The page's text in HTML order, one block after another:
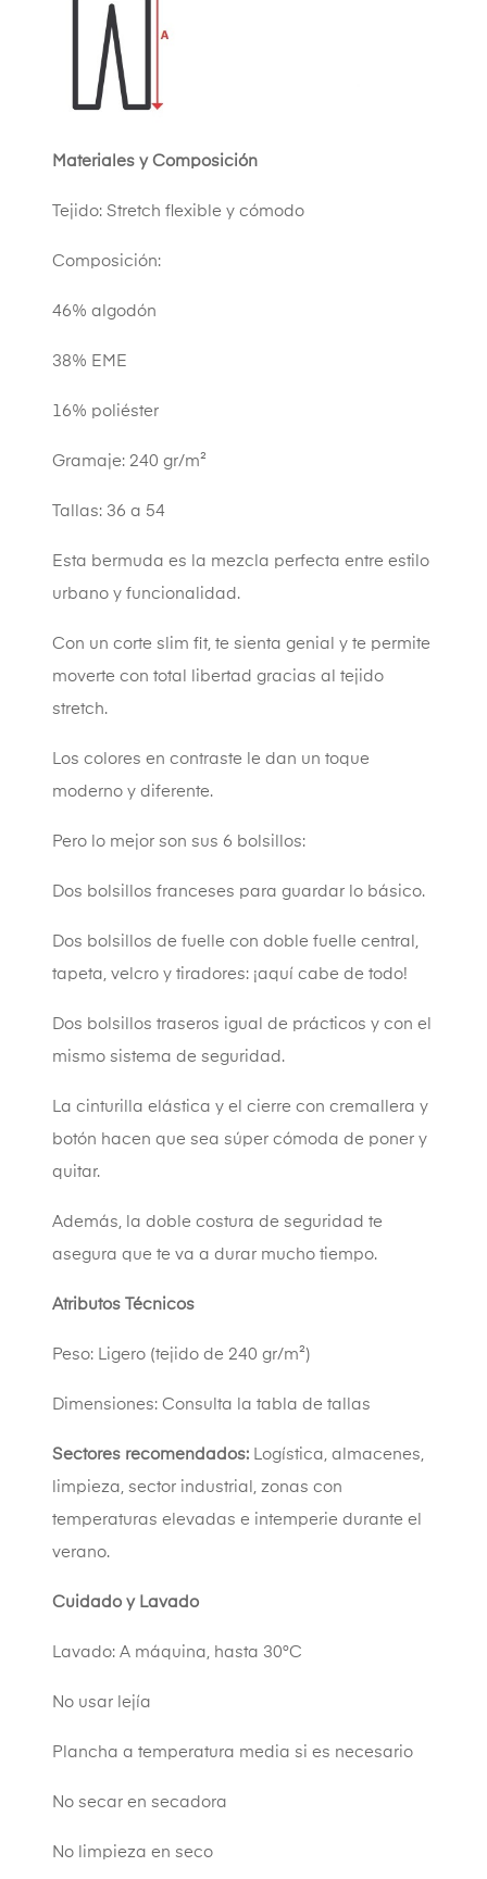
Materiales y Composición
Tejido: Stretch flexible y cómodo
Composición:
46% algodón
38% EME
16% poliéster
Gramaje: 240 gr/m²
Tallas: 36 a 54
Esta bermuda es la mezcla perfecta entre estilo
urbano y funcionalidad.
Con un corte slim fit, te sienta genial y te permite
moverte con total libertad gracias al tejido
stretch.
Los colores en contraste le dan un toque
moderno y diferente.
Pero lo mejor son sus 6 bolsillos:
Dos bolsillos franceses para guardar lo básico.
Dos bolsillos de fuelle con doble fuelle central,
tapeta, velcro y tiradores: ¡aquí cabe de todo!
Dos bolsillos traseros igual de prácticos y con el
mismo sistema de seguridad.
La cinturilla elástica y el cierre con cremallera y
botón hacen que sea súper cómoda de poner y
quitar.
Además, la doble costura de seguridad te
asegura que te va a durar mucho tiempo.
Atributos Técnicos
Peso: Ligero (tejido de 240 gr/m²)
Dimensiones: Consulta la tabla de tallas
Sectores recomendados: Logística, almacenes,
limpieza, sector industrial, zonas con
temperaturas elevadas e intemperie durante el
verano.
Cuidado y Lavado
Lavado: A máquina, hasta 30°C
No usar lejía
Plancha a temperatura media si es necesario
No secar en secadora
No limpieza en seco